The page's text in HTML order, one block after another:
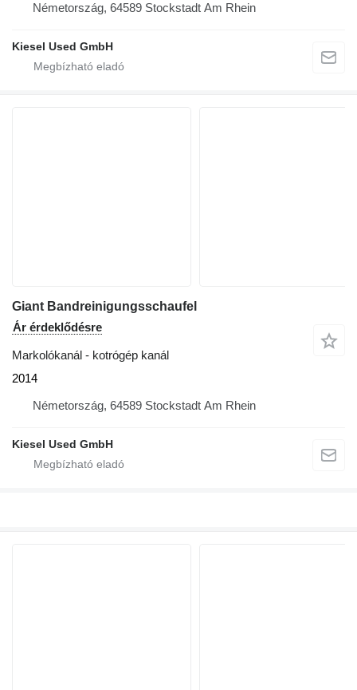
Németország, 64589 Stockstadt Am Rhein
Kiesel Used GmbH
Giant Bandreinigungsschaufel
Ár érdeklődésre
Markolókanál - kotrógép kanál
2014
Németország, 64589 Stockstadt Am Rhein
Kiesel Used GmbH